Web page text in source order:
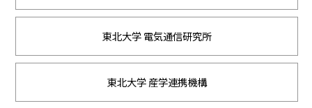
東北大学 電気通信研究所
東北大学 産学連携機構